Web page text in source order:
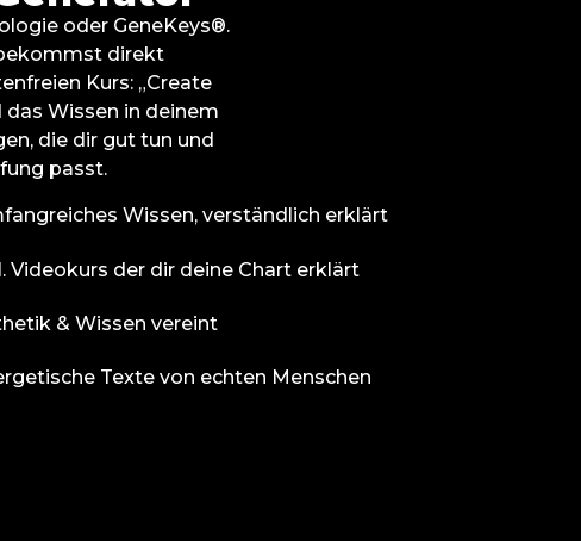
oder GeneKeys®.
direkt
Kurs: „Create
das Wissen in deinem
die dir gut tun und
passt.
Wissen, verständlich erklärt
Videokurs der dir deine Chart erklärt
& Wissen vereint
Texte von echten Menschen